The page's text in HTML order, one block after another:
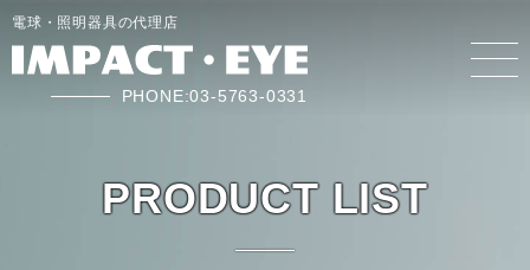
電球・照明器具の代理店
PHONE:03-5763-0331
PRODUCT LIST